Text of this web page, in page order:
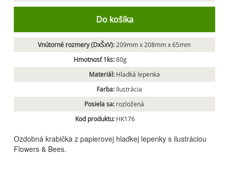
Do košíka
Vnútorné rozmery (DxŠxV): 209mm x 208mm x 65mm
Hmotnosť 1ks:80g
Materiál: Hladká lepenka
Farba: Ilustrácia
Posiela sa: rozložená
Kod produktu: HK176
Ozdobná krabička z papierovej hladkej lepenky s ilustráciou
Flowers & Bees.